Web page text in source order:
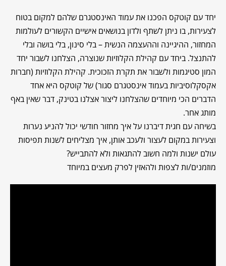
יחד עם קוטקס הפכנו את עמוד האינסטגרם שלהם למקום בטוח
לצעירות, בו ניתן לשתף ולדון בנושאים אישיים הקשורים לעולמות
המחזור, ההיגיינה וההעצמה הנשית – בלי סינון, בלי בושה ובלי
להתנצל. ביחד עם קהילת הקלוזיות שנוצרה, הצלחנו לשבור יחד
המון סטיגמות ולשבור את תקרת הזכוכית. קהילת הקלוזיות (חברות
אקסקלוסיביות בעמוד אינסטגרם סגור) של קוטקס היא אחד
הדברים הכי מיוחדים שהצלחנו ליצור אצלנו בטינק, דבר שאין באף
מותג אחר.
בשיחה עם חגית דיברנו על איך מחזור חודשי יכול להניע נערות
וצעירות במקום לעצור ולעכב אותן, איך מצליחים לשנות תפיסות
עולם ישנות ולמה חשוב להתגאות ולא להתבייש?
מוזמנים/ות לצפות ולהאזין לפרק מעצים במיוחד